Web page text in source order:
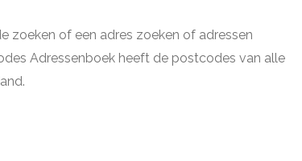
zoeken of een adres zoeken of adressen
Adressenboek heeft de postcodes van alle